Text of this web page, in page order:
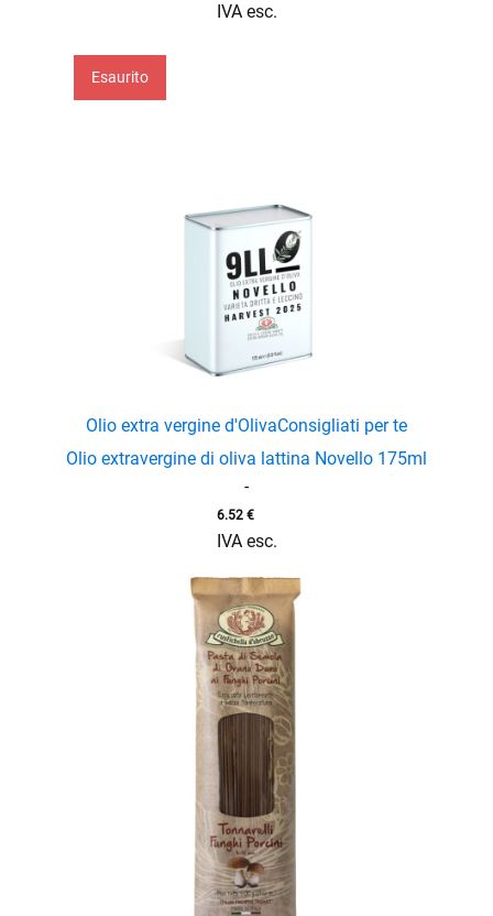
IVA esc.
Esaurito
Olio extra vergine d'OlivaConsigliati per te
Olio extravergine di oliva lattina Novello 175ml
-
6.52 €
IVA esc.